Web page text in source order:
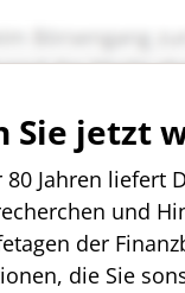
Sie jetzt
Jahren liefert
und
der
die Sie